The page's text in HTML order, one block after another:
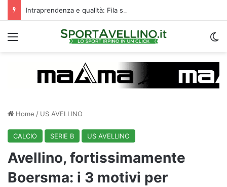
Menu
Home / US AVELLINO
CALCIO SERIE B US AVELLINO
Avellino, fortissimamente
Boersma: i 3 motivi per